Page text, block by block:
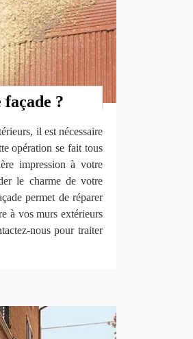
?
il est nécessaire
opération se fait tous
impression à votre
le charme de votre
permet de réparer
à vos murs extérieurs
nous pour traiter